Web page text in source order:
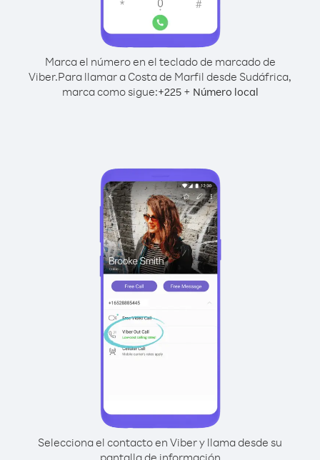
Marca el número en el teclado de marcado de
Viber.Para llamar a Costa de Marfil desde Sudáfrica,
marca como sigue:+225+ Número local
Selecciona el contacto en Viber y llama desde su
pantalla de información